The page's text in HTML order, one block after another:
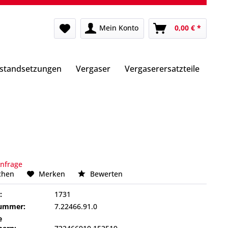
Mein Konto 0,00 € *
Vergaser Vergaserersatzteile
Merken Bewerten
1731
7.22466.91.0